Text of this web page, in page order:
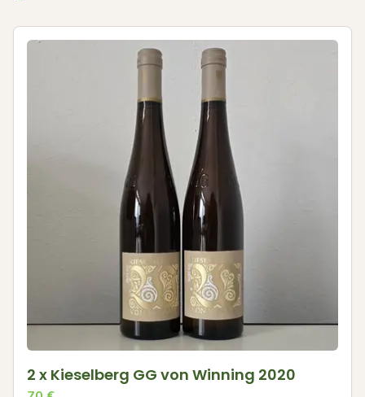
2 x Kieselberg GG von Winning 2020